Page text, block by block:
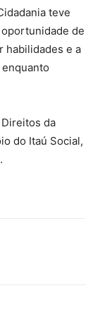
teve
de
habilidades e a
da
do Itaú Social,